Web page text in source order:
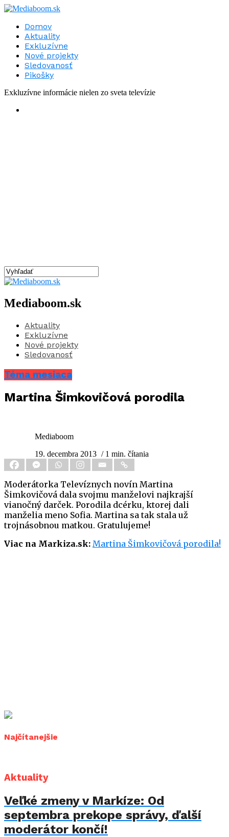
Domov
Aktuality
Exkluzívne
Nové projekty
Sledovanosť
Pikošky
Exkluzívne informácie nielen zo sveta televízie
Mediaboom.sk
Aktuality
Exkluzívne
Nové projekty
Sledovanosť
Téma mesiaca
Martina Šimkovičová porodila
Mediaboom
19. decembra 2013 / 1 min. čítania
Moderátorka Televíznych novín Martina
Šimkovičová dala svojmu manželovi najkrajší
vianočný darček. Porodila dcérku, ktorej dali
manželia meno Sofia. Martina sa tak stala už
trojnásobnou matkou. Gratulujeme!
Viac na Markiza.sk: Martina Šimkovičová porodila!
Najčítanejšie
Aktuality
Veľké zmeny v Markíze: Od
septembra prekope správy, ďalší
moderátor končí!